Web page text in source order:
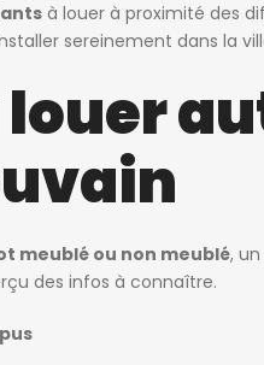
à louer à proximité des
sereinement dans la
louer
meublé ou non meublé, un
des infos à connaître.